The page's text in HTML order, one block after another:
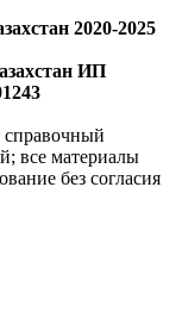
2020-2025
ИП
справочный
все материалы
без согласия